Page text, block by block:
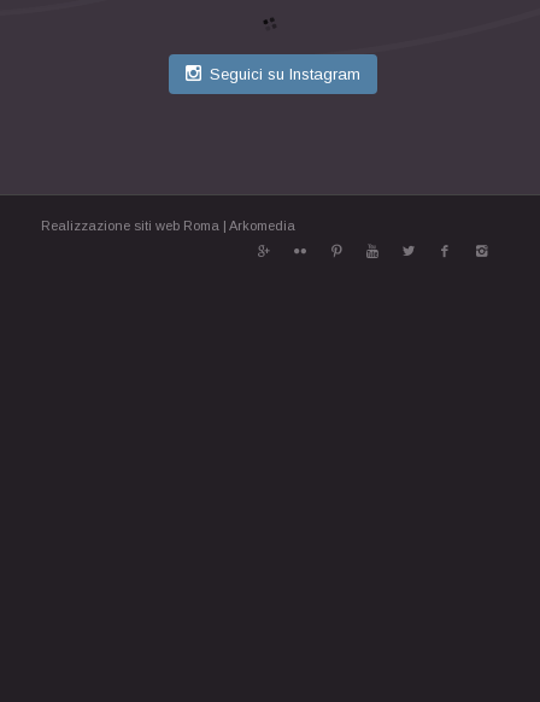
Seguici su Instagram
Realizzazione siti web Roma | Arkomedia